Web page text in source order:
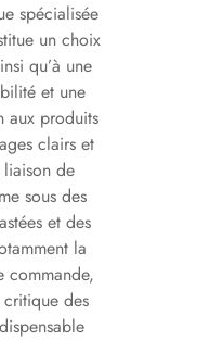
spécialisée
un choix
qu’à une
et une
aux produits
clairs et
de
sous des
et des
la
commande,
critique des